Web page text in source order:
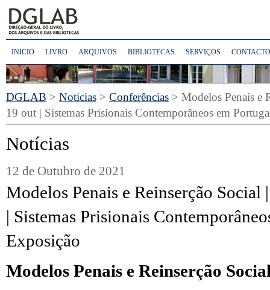
INICIO LIVRO ARQUIVOS BIBLIOTECAS SERVIÇOS
DGLAB > Noticias > Conferências > Modelos Penais e
19 out | Sistemas Prisionais Contemporâneos em
Notícias
12 de Outubro de 2021
Modelos Penais e Reinserção Social
| Sistemas Prisionais
Exposição
Modelos Penais e Reinserção